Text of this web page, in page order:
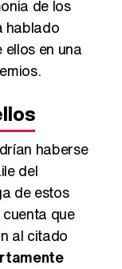
de los
hablado
en una
haberse
del
de estos
cuenta que
al citado